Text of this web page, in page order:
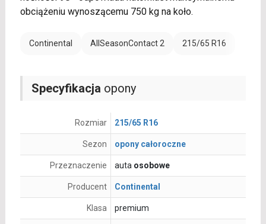
obciążeniu wynoszącemu 750 kg na koło.
Continental AllSeasonContact 2 215/65 R16
Specyfikacja opony
Rozmiar 215/65 R16
Sezon opony całoroczne
Przeznaczenie auta osobowe
Producent Continental
Klasa premium